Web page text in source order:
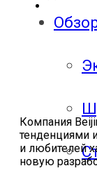
Компания
тенденциями
и любителей
новую